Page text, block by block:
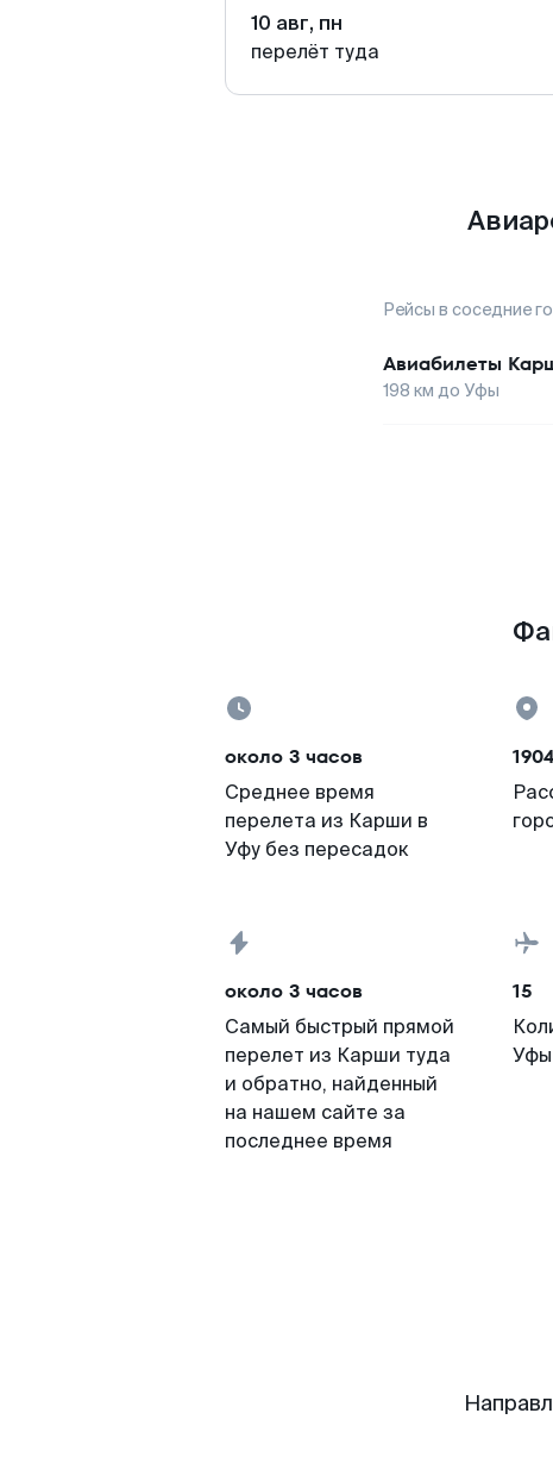
10 авг, пн
перелёт туда
Рейсы в соседние
Авиабилеты
198 км до Уфы
около 3 часов
Среднее время
перелета из Карши в
Уфу без пересадок
около 3 часов
Самый быстрый прямой
перелет из Карши туда
и обратно, найденный
на нашем сайте за
последнее время
15